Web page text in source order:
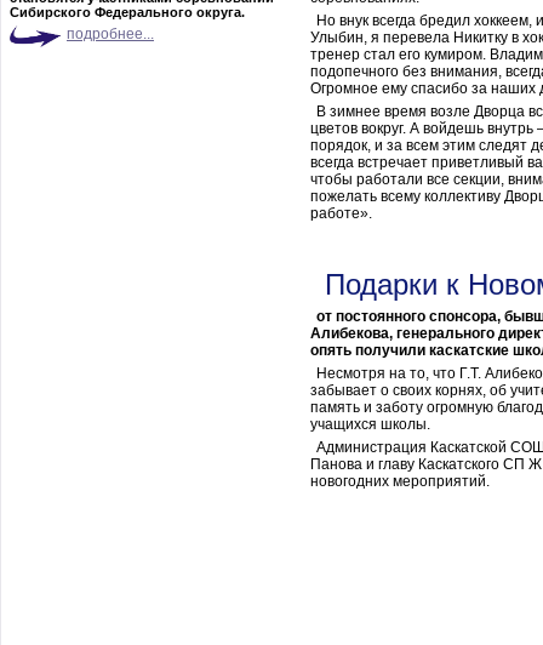
Сибирского Федерального округа.
подробнее...
Но внук всегда бредил
Улыбин, я перевела Никитку в
тренер стал его кумиром.
подопечного без внимания,
Огромное ему спасибо за наших
В зимнее время возле Дворца
цветов вокруг. А войдешь внутрь
порядок, и за всем этим следят
всегда встречает приветливый
чтобы работали все секции,
пожелать всему коллективу
работе».
Подарки к
от постоянного спонсора,
Алибекова, генерального
опять получили каскатские
Несмотря на то, что Г.Т.
забывает о своих корнях, об
память и заботу огромную
учащихся школы.
Администрация Каскатской
Панова и главу Каскатского СП
новогодних мероприятий.